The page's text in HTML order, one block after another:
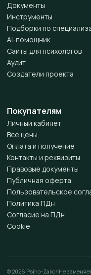
Документы
Инструменты
Подборки по
AI-помощник
Сайты для психологов
Аудит
Создатели проекта
Покупателям
Личный кабинет
Все цены
Оплата и получение
Контакты и реквизиты
Правовые документы
Публичная оферта
Пользовательское
Политика ПДн
Согласие на ПДн
Cookie
© 2026 Psiho-ZakonНе